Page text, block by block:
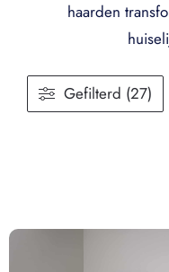
haarden
Gefilterd (27)